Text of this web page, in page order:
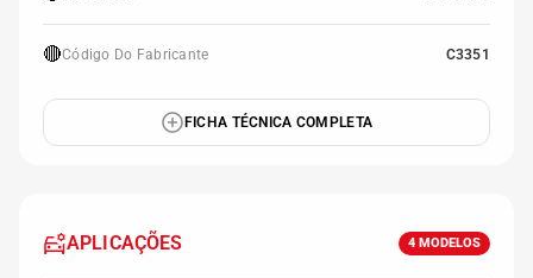
🔴Código Do Fabricante C3351
FICHA TÉCNICA COMPLETA
APLICAÇÕES 4 MODELOS